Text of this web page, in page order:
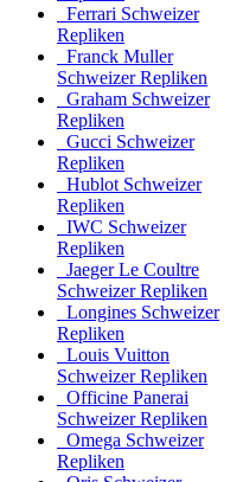
Ferrari Schweizer
Repliken
Franck Muller
Schweizer Repliken
Graham Schweizer
Repliken
Gucci Schweizer
Repliken
Hublot Schweizer
Repliken
IWC Schweizer
Repliken
Jaeger Le Coultre
Schweizer Repliken
Longines Schweizer
Repliken
Louis Vuitton
Schweizer Repliken
Officine Panerai
Schweizer Repliken
Omega Schweizer
Repliken